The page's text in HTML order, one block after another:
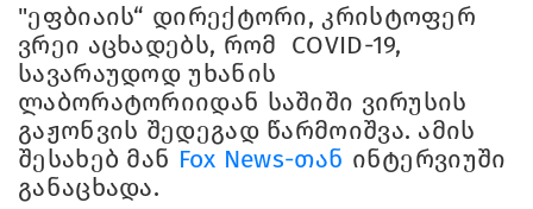
"ეფბიაის“ დირექტორი, კრისტოფერ
ვრეი აცხადებს, რომ COVID-19,
სავარაუდოდ უხანის
ლაბორატორიიდან საშიში ვირუსის
გაჟონვის შედეგად წარმოიშვა. ამის
შესახებ მან Fox News-თან ინტერვიუში
განაცხადა.